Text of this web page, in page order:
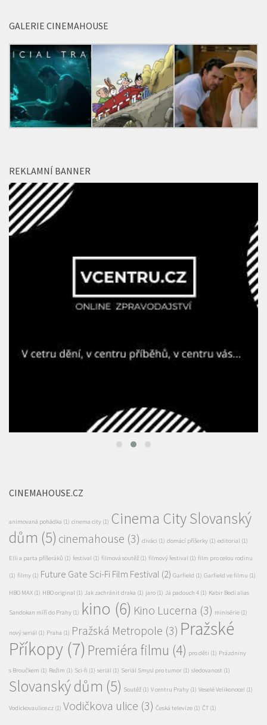
GALERIE CINEMAHOUSE
REKLAMNÍ BANNER
CINEMAHOUSE.CZ
animovaná pohádka (1) cinema city (1) Cinema City Slovanský
dům (5) cinemahouse (3) diváci (1) domácí příšerky (1) editorial (1)
Elli a parta příšeráků (1) festival (1) filmová soutěž (1) filmový festival (1) film pro celou rodinu
(1) filmy (1) Future Gate Sci-Fi Film Festival (2) Garfield (1) Garfield ve filmu (1)
HBO MAX (1) HBO original (1) Jak zachránit draka (1) jaro (1) Já padouch 4 (1) Kabir Bedi alias
Sandokan míří do Prahy (1) kino (6) Kino Lucerna (3) minisérie (1)
nový seriál (1) Praha (1) Pražská Metropole (3) Pražské
Příkopy (7) Premiéra filmu (4) pro děti (1) Prázdniny
s Broučkem (1) Režim (1) Sci-fi (1) seriál (1) Seriál Smysl pro tumor (1) sledovanost (1)
Slovanský dům (5) Soutěž (1) V centru Prahy (1) Veselé Velikonoce! (1)
Vodickovaulice.cz (1) Vodičkova ulice (3) Česká televize (1) ČT (1)